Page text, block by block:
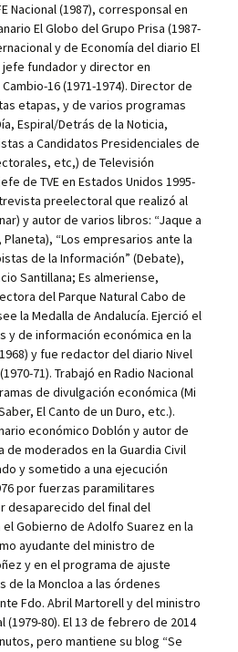
Nacional (1987), corresponsal en
El Globo del Grupo Prisa (1987-
y de Economía del diario El
jefe fundador y director en
16 (1971-1974). Director de
etapas, y de varios programas
Espiral/Detrás de la Noticia,
a Candidatos Presidenciales de
etc,) de Televisión
de TVE en Estados Unidos 1995-
preelectoral que realizó al
y autor de varios libros: “Jaque a
Planeta), “Los empresarios ante la
de la Información” (Debate),
Santillana; Es almeriense,
del Parque Natural Cabo de
la Medalla de Andalucía. Ejerció el
de información económica en la
y fue redactor del diario Nivel
71). Trabajó en Radio Nacional
de divulgación económica (Mi
El Canto de un Duro, etc.).
económico Doblón y autor de
de moderados en la Guardia Civil
y sometido a una ejecución
por fuerzas paramilitares
desaparecido del final del
Gobierno de Adolfo Suarez en la
ayudante del ministro de
y en el programa de ajuste
de la Moncloa a las órdenes
Fdo. Abril Martorell y del ministro
(1979-80). El 13 de febrero de 2014
pero mantiene su blog “Se